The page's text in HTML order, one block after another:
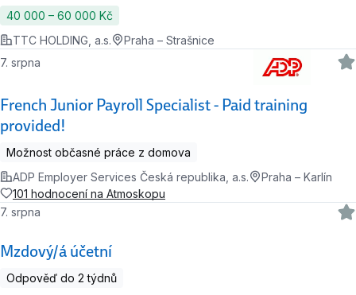
40 000 ‍–‍ 60 000 Kč
TTC HOLDING, a.s.
Praha – Strašnice
French Junior Payroll Specialist - Paid training
provided!
7. srpna
Možnost občasné práce z domova
ADP Employer Services Česká republika, a.s.
Praha – Karlín
101 hodnocení na Atmoskopu
Mzdový/á účetní
7. srpna
Odpověď do 2 týdnů